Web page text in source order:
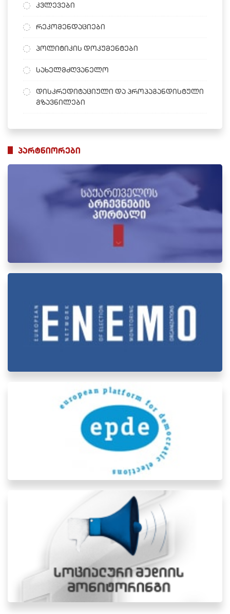
კვლევები
რეკომენდაციები
პოლიტიკის დოკუმენტები
სახელმძღვანელო
დისკრედიტაციული და პროპაგანდისტული
გზავნილები
პარტნიორები